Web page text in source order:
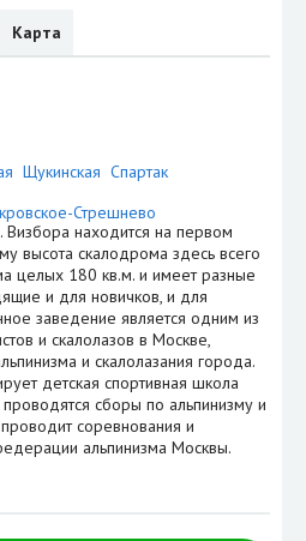
Карта
Щукинская Спартак
Стрешнево
находится на первом
высота скалодрома здесь всего
целых 180 кв.м. и имеет разные
и для новичков, и для
заведение является одним из
и скалолазов в Москве,
и скалолазания города.
детская спортивная школа
сборы по альпинизму и
соревнования и
альпинизма Москвы.